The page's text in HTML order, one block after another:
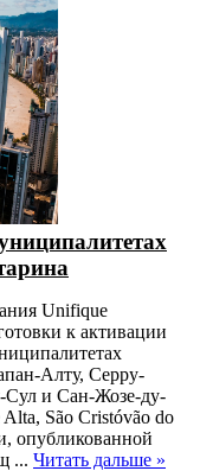
Unifique
к активации
Алту, Серру-
Сул и Сан-Жозе-ду-
São Cristóvão do
опубликованной
... Читать дальше »